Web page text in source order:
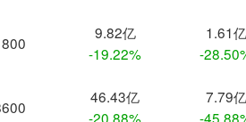
9.82亿
-19.22%
1.61亿
-
46.43亿
-20.88%
7.79亿
-